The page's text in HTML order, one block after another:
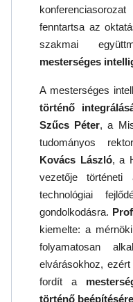
fenntartsa az
szakmai
mesterséges
A mesterséges
történő
Szűcs Péter, a
tudományos
Kovács László, a
vezetője történeti
technológiai
gondolkodásra.
kiemelte: a
folyamatosan
elvárásokhoz,
fordít a
történő beépítésére